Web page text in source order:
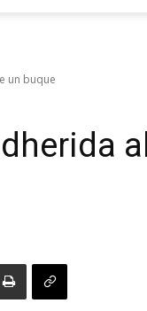
un buque